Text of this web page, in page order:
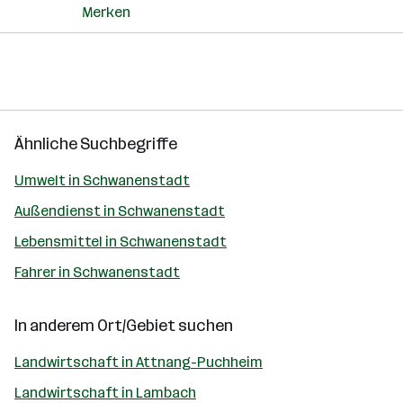
Merken
Ähnliche Suchbegriffe
Umwelt in Schwanenstadt
Außendienst in Schwanenstadt
Lebensmittel in Schwanenstadt
Fahrer in Schwanenstadt
In anderem Ort/Gebiet suchen
Landwirtschaft in Attnang-Puchheim
Landwirtschaft in Lambach